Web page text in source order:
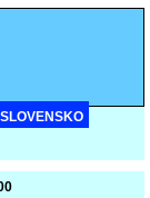
SLOVENSKO